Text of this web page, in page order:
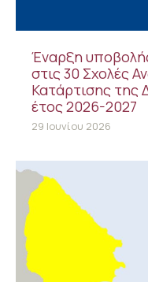
Έναρξη
στις 30 Σχολές
Κατάρτισης της
έτος 2026-2027
29 Ιουνίου 2026